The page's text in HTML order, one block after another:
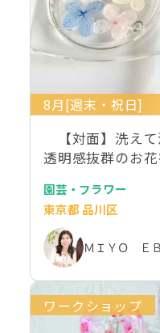
8月[週末・祝日]
【対面】洗えて
透明感抜群のお
園芸・フラワー
東京都 品川区
ＭＩＹＯ Ｅ
ワークショップ